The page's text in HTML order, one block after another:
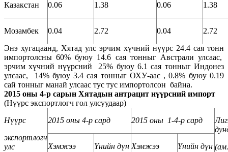
Казакстан 0.06 1.38 0.06 1.38
Мозамбек 0.04 2.72 0.04
2.72
Энэ хугацаанд, Хятад улс эрчим хүчний нүүрс 24.4 сая тонн
импортолсны 60% буюу 14.6 сая тонныг Австрали улсаас,
эрчим хүчний нүүрсний 25% буюу 6.1 сая тонныг Индонез
улсаас, 14% буюу 3.4 сая тонныг ОХУ-аас , 0.8% буюу 0.19
сай тонныг манай улсаас тус тус импортолсон байна.
2015 оны 4-р сарын Хятадын антрацит нүүрсний импорт
(Нүүрс экспортлогч гол улсуудаар)
Нүүрс
экспортлогч
улс
2015 оны 4-р сард 2015 оны 1-4-р сард
(
Хэмжээ
Үнийн дүн Хэмжээ
Үнийн дүн